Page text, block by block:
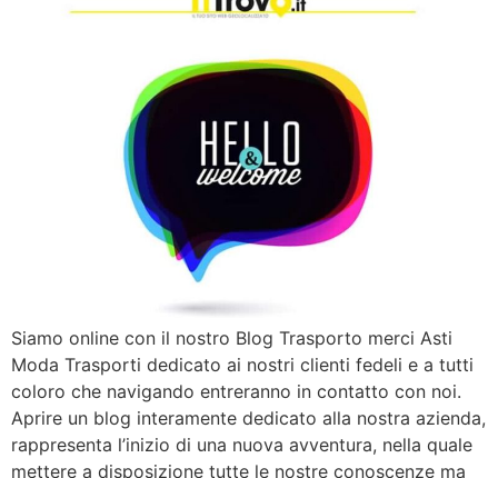
Siamo online con il nostro Blog Trasporto merci Asti
Moda Trasporti dedicato ai nostri clienti fedeli e a tutti
coloro che navigando entreranno in contatto con noi.
Aprire un blog interamente dedicato alla nostra azienda,
rappresenta l’inizio di una nuova avventura, nella quale
mettere a disposizione tutte le nostre conoscenze ma